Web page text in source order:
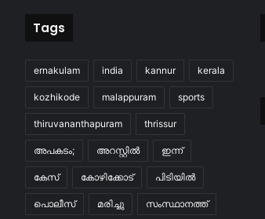
Tags
ernakulam india kannur kerala
kozhikode malappuram sports
thiruvananthapuram thrissur
അപകടം; അറസ്റ്റിൽ ഇന്ന്
കേസ് കോഴിക്കോട് പിടിയിൽ
പൊലീസ് മരിച്ചു സംസ്ഥാനത്ത്